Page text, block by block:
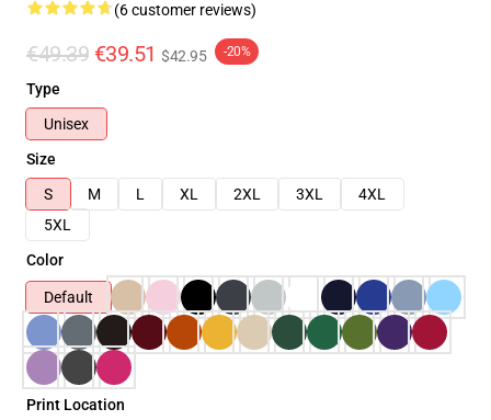
(6 customer reviews)
€49.39 €39.51 $42.95 -20%
Type
Unisex
Size
S
M L XL 2XL 3XL
4XL
5XL
Color
Default
Print Location